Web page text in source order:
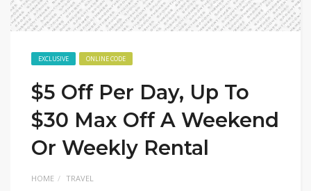
EXCLUSIVE ONLINE CODE
$5 Off Per Day, Up To
$30 Max Off A Weekend
Or Weekly Rental
HOME TRAVEL